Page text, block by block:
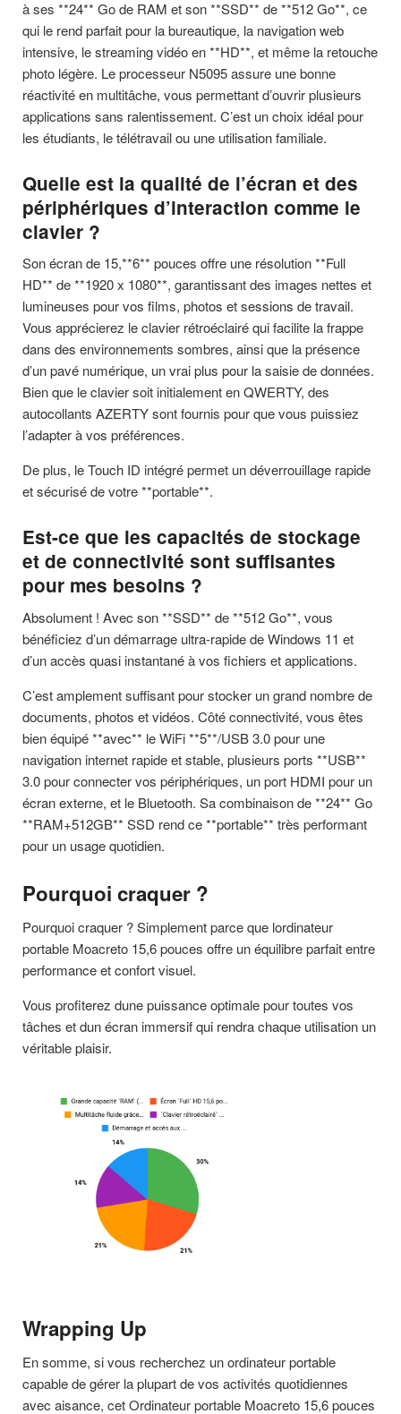
à ses **24** Go de RAM et son **SSD** de **512 Go**, ce
qui le rend parfait pour la bureautique, la navigation web
intensive, le streaming vidéo en **HD**, et même la retouche
photo légère. Le processeur N5095 assure une bonne
réactivité en multitâche, vous permettant d’ouvrir plusieurs
applications sans ralentissement. C’est un choix idéal pour
les étudiants, le télétravail ou une utilisation familiale.
Quelle est la qualité de l’écran et des
périphériques d’interaction comme le
clavier ?
Son écran de 15,**6** pouces offre une résolution **Full
HD** de **1920 x 1080**, garantissant des images nettes et
lumineuses pour vos films, photos et sessions de travail.
Vous apprécierez le clavier rétroéclairé qui facilite la frappe
dans des environnements sombres, ainsi que la présence
d’un pavé numérique, un vrai plus pour la saisie de données.
Bien que le clavier soit initialement en QWERTY, des
autocollants AZERTY sont fournis pour que vous puissiez
l’adapter à vos préférences.
De plus, le Touch ID intégré permet un déverrouillage rapide
et sécurisé de votre **portable**.
Est-ce que les capacités de stockage
et de connectivité sont suffisantes
pour mes besoins ?
Absolument ! Avec son **SSD** de **512 Go**, vous
bénéficiez d’un démarrage ultra-rapide de Windows 11 et
d’un accès quasi instantané à vos fichiers et applications.
C’est amplement suffisant pour stocker un grand nombre de
documents, photos et vidéos. Côté connectivité, vous êtes
bien équipé **avec** le WiFi **5**/USB 3.0 pour une
navigation internet rapide et stable, plusieurs ports **USB**
3.0 pour connecter vos périphériques, un port HDMI pour un
écran externe, et le Bluetooth. Sa combinaison de **24** Go
**RAM+512GB** SSD rend ce **portable** très performant
pour un usage quotidien.
Pourquoi craquer ?
Pourquoi craquer ? Simplement parce que lordinateur
portable Moacreto 15,6 pouces offre un équilibre parfait entre
performance et confort visuel.
Vous profiterez dune puissance optimale pour toutes vos
tâches et dun écran immersif qui rendra chaque utilisation un
véritable plaisir.
Wrapping Up
En somme, si vous recherchez un ordinateur portable
capable de gérer la plupart de vos activités quotidiennes
avec aisance, cet Ordinateur portable Moacreto 15,6 pouces